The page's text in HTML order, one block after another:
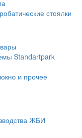
стоялки
Standartpark
и прочее
ЖБИ